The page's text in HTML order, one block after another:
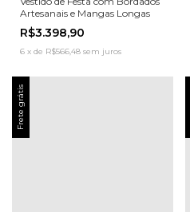
Artesanais e Mangas Longas
R$3.398,90
6 x de R$566,48 sem juros
Frete grátis